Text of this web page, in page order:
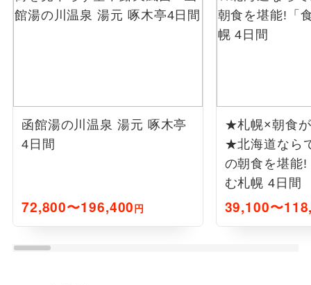
函館湯の川温泉 湯元 啄木亭
4日間
72,800〜196,400円
★札幌×朝食
★北海道なら
の朝食を堪能
む札幌 4日間
39,100〜